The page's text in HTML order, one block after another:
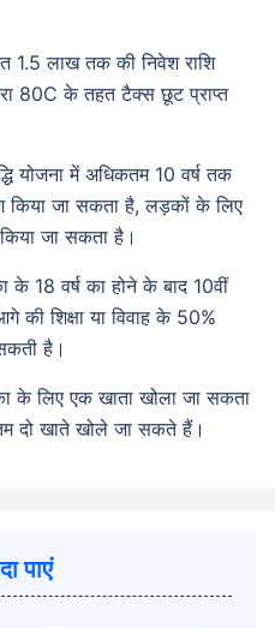
1.5 लाख तक की निवेश राशि
80C के तहत टैक्स छूट प्राप्त
योजना में अधिकतम 10 वर्ष तक
किया जा सकता है, लड़कों के लिए
जा सकता है।
के 18 वर्ष का होने के बाद 10वीं
की शिक्षा या विवाह के 50%
है।
के लिए एक खाता खोला जा सकता
दो खाते खोले जा सकते हैं।
पाएं